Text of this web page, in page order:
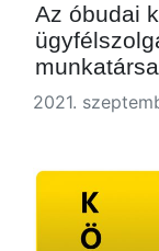
Az óbudai
2021.